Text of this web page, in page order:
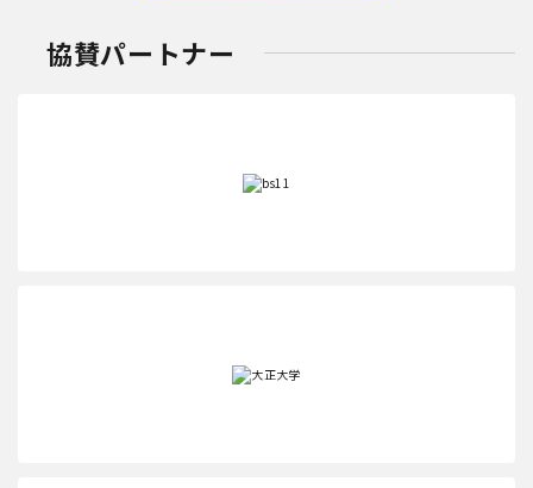
協賛パートナー